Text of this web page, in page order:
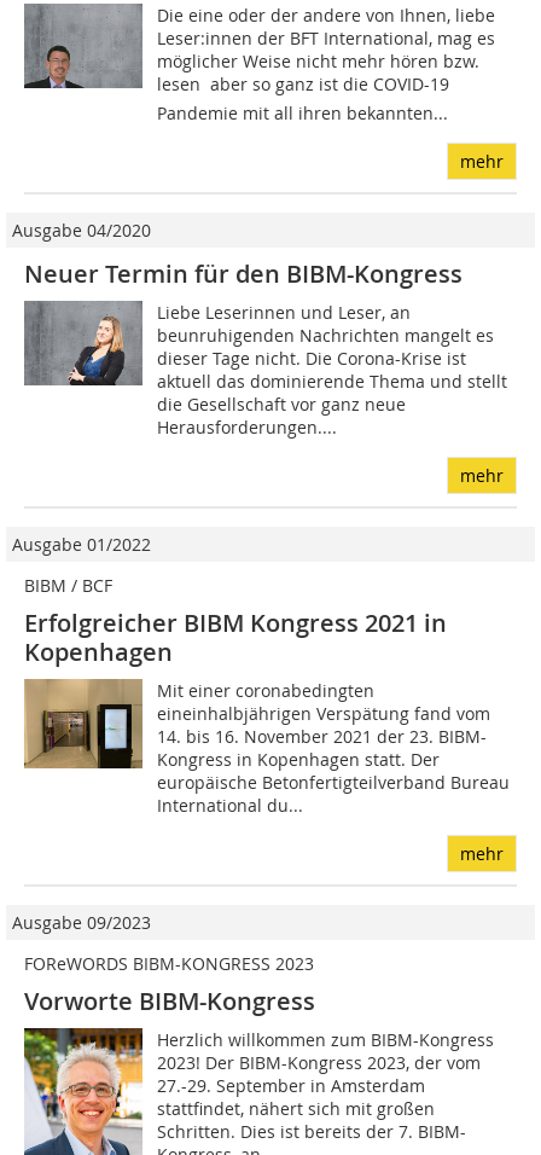
Die eine oder der andere von Ihnen, liebe
Leser:innen der BFT International, mag es
möglicher Weise nicht mehr hören bzw.
lesen  aber so ganz ist die COVID-19
Pandemie mit all ihren bekannten...
mehr
Ausgabe 04/2020
Neuer Termin für den BIBM-Kongress
Liebe Leserinnen und Leser, an
beunruhigenden Nachrichten mangelt es
dieser Tage nicht. Die Corona-Krise ist
aktuell das dominierende Thema und stellt
die Gesellschaft vor ganz neue
Herausforderungen....
mehr
Ausgabe 01/2022
BIBM / BCF
Erfolgreicher BIBM Kongress 2021 in
Kopenhagen
Mit einer coronabedingten
eineinhalbjährigen Verspätung fand vom
14. bis 16. November 2021 der 23. BIBM-
Kongress in Kopenhagen statt. Der
europäische Betonfertigteilverband Bureau
International du...
mehr
Ausgabe 09/2023
FOReWORDS BIBM-KONGRESS 2023
Vorworte BIBM-Kongress
Herzlich willkommen zum BIBM-Kongress
2023! Der BIBM-Kongress 2023, der vom
27.-29. September in Amsterdam
stattfindet, nähert sich mit großen
Schritten. Dies ist bereits der 7. BIBM-